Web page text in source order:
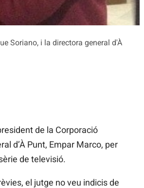
Soriano, i la directora general d'À
de la Corporació
d’À Punt, Empar Marco, per
de televisió.
el jutge no veu indicis de